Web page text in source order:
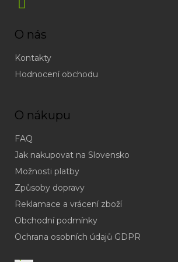
O nás
Kontakty
Hodnocení obchodu
O nákupu
FAQ
Jak nakupovat na Slovensko
Možnosti platby
Způsoby dopravy
Reklamace a vrácení zboží
Obchodní podmínky
Ochrana osobních údajů GDPR
(odpověď
do
v